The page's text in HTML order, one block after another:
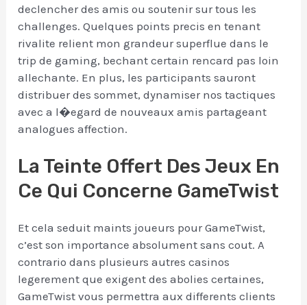
declencher des amis ou soutenir sur tous les
challenges. Quelques points precis en tenant
rivalite relient mon grandeur superflue dans le
trip de gaming, bechant certain rencard pas loin
allechante. En plus, les participants sauront
distribuer des sommet, dynamiser nos tactiques
avec a l�egard de nouveaux amis partageant
analogues affection.
La Teinte Offert Des Jeux En
Ce Qui Concerne GameTwist
Et cela seduit maints joueurs pour GameTwist,
c’est son importance absolument sans cout. A
contrario dans plusieurs autres casinos
legerement que exigent des abolies certaines,
GameTwist vous permettra aux differents clients